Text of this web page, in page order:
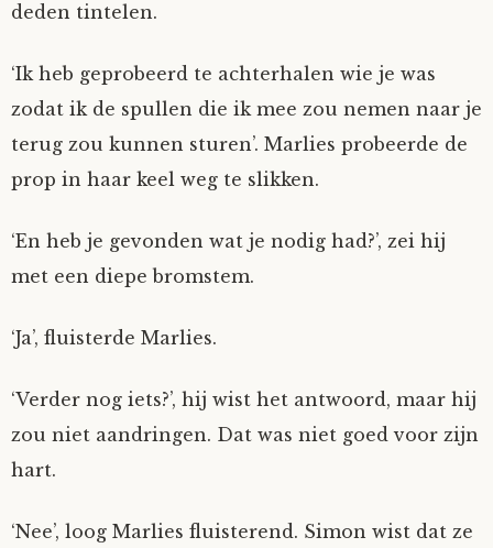
deden tintelen.
‘Ik heb geprobeerd te achterhalen wie je was
zodat ik de spullen die ik mee zou nemen naar je
terug zou kunnen sturen’. Marlies probeerde de
prop in haar keel weg te slikken.
‘En heb je gevonden wat je nodig had?’, zei hij
met een diepe bromstem.
‘Ja’, fluisterde Marlies.
‘Verder nog iets?’, hij wist het antwoord, maar hij
zou niet aandringen. Dat was niet goed voor zijn
hart.
‘Nee’, loog Marlies fluisterend. Simon wist dat ze